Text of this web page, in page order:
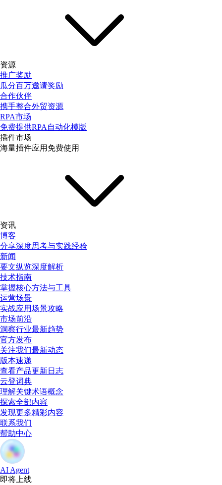
资源
推广奖励
瓜分百万邀请奖励
合作伙伴
携手整合外贸资源
RPA市场
免费提供RPA自动化模版
插件市场
海量插件应用免费使用
资讯
博客
分享深度思考与实践经验
新闻
要文纵览深度解析
技术指南
掌握核心方法与工具
运营场景
实战应用场景攻略
市场前沿
洞察行业最新趋势
官方发布
关注我们最新动态
版本速递
查看产品更新日志
云登词典
理解关键术语概念
探索全部内容
发现更多精彩内容
联系我们
帮助中心
AI Agent
即将上线